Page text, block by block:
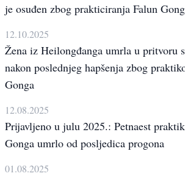
je osuđen zbog prakticiranja Falun
12.10.2025
Žena iz Heilongđanga umrla u pritvoru
nakon poslednjeg hapšenja zbog
Gonga
12.08.2025
Prijavljeno u julu 2025.: Petnaest
Gonga umrlo od posljedica progona
01.08.2025